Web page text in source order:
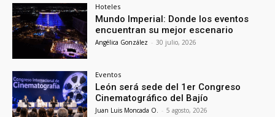
Hoteles
Mundo Imperial: Donde los eventos
encuentran su mejor escenario
Angélica González - 30 julio, 2026
Eventos
León será sede del 1er Congreso
Cinematográfico del Bajío
Juan Luis Moncada O. - 5 agosto, 2026